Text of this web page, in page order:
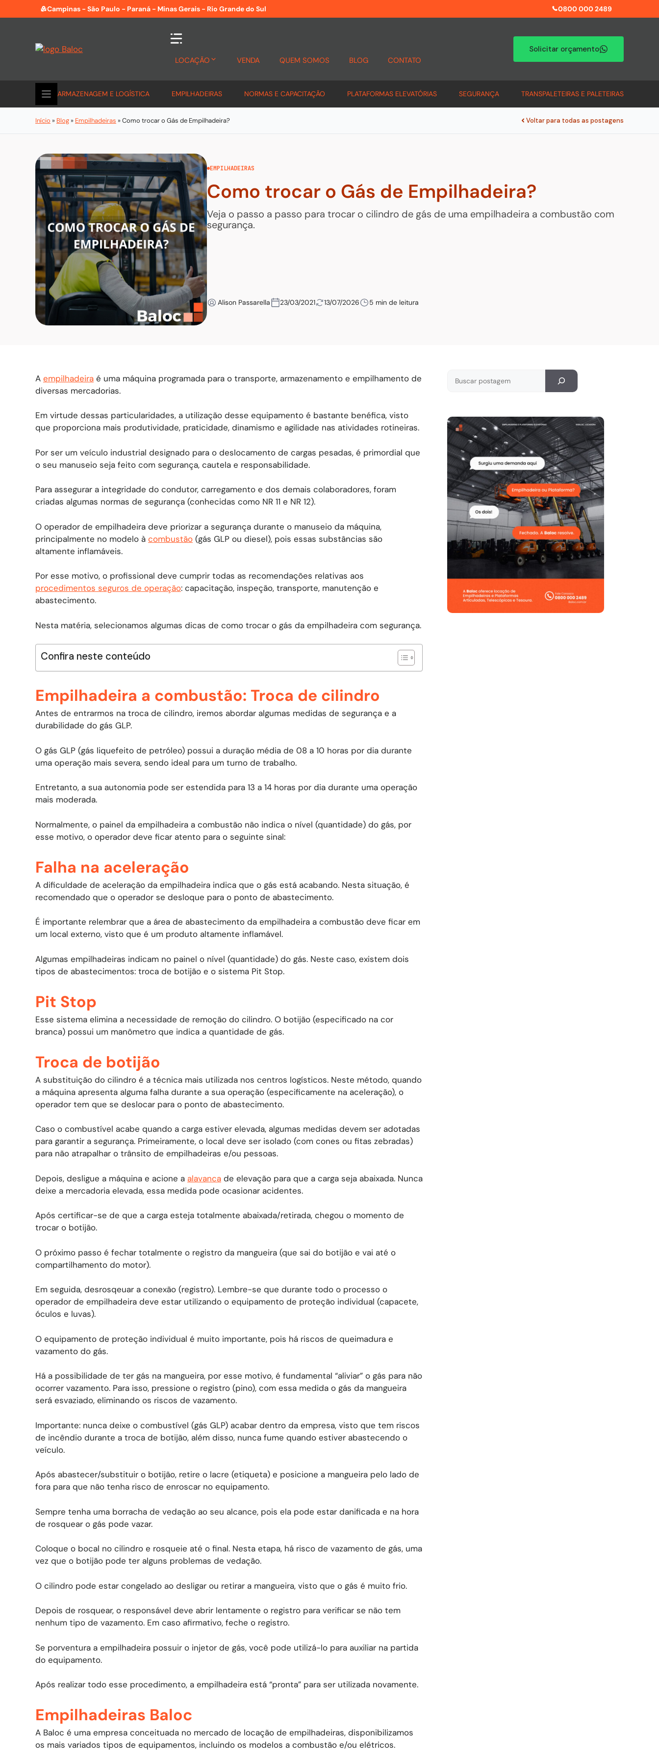
para
conteúdo
Campinas - São Paulo - Paraná - Minas Gerais - Rio Grande do Sul 0800 000 2489
LOCAÇÃO VENDA QUEM SOMOS BLOG CONTATO
Solicitar orçamento
ARMAZENAGEM E LOGÍSTICA EMPILHADEIRAS NORMAS E CAPACITAÇÃO PLATAFORMAS ELEVATÓRIAS SEGURANÇA TRANSPALETEIRAS E PALETEIRAS
Início » Blog » Empilhadeiras »Como trocar o Gás de Empilhadeira? Voltar para todas as postagens
EMPILHADEIRAS
Como trocar o Gás de Empilhadeira?
Veja o passo a passo para trocar o cilindro de gás de uma empilhadeira a combustão com
segurança.
Alison Passarella 23/03/2021 13/07/2026 5 min de leitura
A empilhadeira é uma máquina programada para o transporte, armazenamento e empilhamento de
diversas mercadorias.
Em virtude dessas particularidades, a utilização desse equipamento é bastante benéfica, visto
que proporciona mais produtividade, praticidade, dinamismo e agilidade nas atividades rotineiras.
Por ser um veículo industrial designado para o deslocamento de cargas pesadas, é primordial que
o seu manuseio seja feito com segurança, cautela e responsabilidade.
Para assegurar a integridade do condutor, carregamento e dos demais colaboradores, foram
criadas algumas normas de segurança (conhecidas como NR 11 e NR 12).
O operador de empilhadeira deve priorizar a segurança durante o manuseio da máquina,
principalmente no modelo à combustão (gás GLP ou diesel), pois essas substâncias são
altamente inflamáveis.
Por esse motivo, o profissional deve cumprir todas as recomendações relativas aos
procedimentos seguros de operação: capacitação, inspeção, transporte, manutenção e
abastecimento.
Nesta matéria, selecionamos algumas dicas de como trocar o gás da empilhadeira com segurança.
Confira neste conteúdo
Empilhadeira a combustão: Troca de cilindro
Antes de entrarmos na troca de cilindro, iremos abordar algumas medidas de segurança e a
durabilidade do gás GLP.
O gás GLP (gás liquefeito de petróleo) possui a duração média de 08 a 10 horas por dia durante
uma operação mais severa, sendo ideal para um turno de trabalho.
Entretanto, a sua autonomia pode ser estendida para 13 a 14 horas por dia durante uma operação
mais moderada.
Normalmente, o painel da empilhadeira a combustão não indica o nível (quantidade) do gás, por
esse motivo, o operador deve ficar atento para o seguinte sinal:
Falha na aceleração
A dificuldade de aceleração da empilhadeira indica que o gás está acabando. Nesta situação, é
recomendado que o operador se desloque para o ponto de abastecimento.
É importante relembrar que a área de abastecimento da empilhadeira a combustão deve ficar em
um local externo, visto que é um produto altamente inflamável.
Algumas empilhadeiras indicam no painel o nível (quantidade) do gás. Neste caso, existem dois
tipos de abastecimentos: troca de botijão e o sistema Pit Stop.
Pit Stop
Esse sistema elimina a necessidade de remoção do cilindro. O botijão (especificado na cor
branca) possui um manômetro que indica a quantidade de gás.
Troca de botijão
A substituição do cilindro é a técnica mais utilizada nos centros logísticos. Neste método, quando
a máquina apresenta alguma falha durante a sua operação (especificamente na aceleração), o
operador tem que se deslocar para o ponto de abastecimento.
Caso o combustível acabe quando a carga estiver elevada, algumas medidas devem ser adotadas
para garantir a segurança. Primeiramente, o local deve ser isolado (com cones ou fitas zebradas)
para não atrapalhar o trânsito de empilhadeiras e/ou pessoas.
Depois, desligue a máquina e acione a alavanca de elevação para que a carga seja abaixada. Nunca
deixe a mercadoria elevada, essa medida pode ocasionar acidentes.
Após certificar-se de que a carga esteja totalmente abaixada/retirada, chegou o momento de
trocar o botijão.
O próximo passo é fechar totalmente o registro da mangueira (que sai do botijão e vai até o
compartilhamento do motor).
Em seguida, desrosqeuar a conexão (registro). Lembre-se que durante todo o processo o
operador de empilhadeira deve estar utilizando o equipamento de proteção individual (capacete,
óculos e luvas).
O equipamento de proteção individual é muito importante, pois há riscos de queimadura e
vazamento do gás.
Há a possibilidade de ter gás na mangueira, por esse motivo, é fundamental “aliviar” o gás para não
ocorrer vazamento. Para isso, pressione o registro (pino), com essa medida o gás da mangueira
será esvaziado, eliminando os riscos de vazamento.
Importante: nunca deixe o combustível (gás GLP) acabar dentro da empresa, visto que tem riscos
de incêndio durante a troca de botijão, além disso, nunca fume quando estiver abastecendo o
veículo.
Após abastecer/substituir o botijão, retire o lacre (etiqueta) e posicione a mangueira pelo lado de
fora para que não tenha risco de enroscar no equipamento.
Sempre tenha uma borracha de vedação ao seu alcance, pois ela pode estar danificada e na hora
de rosquear o gás pode vazar.
Coloque o bocal no cilindro e rosqueie até o final. Nesta etapa, há risco de vazamento de gás, uma
vez que o botijão pode ter alguns problemas de vedação.
O cilindro pode estar congelado ao desligar ou retirar a mangueira, visto que o gás é muito frio.
Depois de rosquear, o responsável deve abrir lentamente o registro para verificar se não tem
nenhum tipo de vazamento. Em caso afirmativo, feche o registro.
Se porventura a empilhadeira possuir o injetor de gás, você pode utilizá-lo para auxiliar na partida
do equipamento.
Após realizar todo esse procedimento, a empilhadeira está “pronta” para ser utilizada novamente.
Empilhadeiras Baloc
A Baloc é uma empresa conceituada no mercado de locação de empilhadeiras, disponibilizamos
os mais variados tipos de equipamentos, incluindo os modelos a combustão e/ou elétricos.